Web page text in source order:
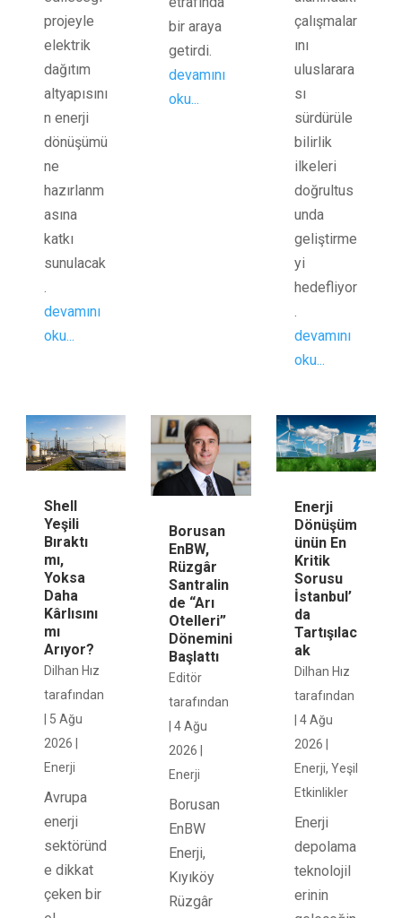
projeyle
elektrik
dağıtım
altyapısını
n enerji
dönüşümü
ne
hazırlanm
asına
katkı
sunulacak
.
devamını
oku...
bir araya
getirdi.
devamını
oku...
çalışmalar
ını
uluslarara
sı
sürdürüle
bilirlik
ilkeleri
doğrultus
unda
geliştirme
yi
hedefliyor
.
devamını
oku...
Shell
Yeşili
Bıraktı
mı,
Yoksa
Daha
Kârlısını
mı
Arıyor?
Dilhan Hız
tarafından
| 5 Ağu
2026 |
Enerji
Avrupa
enerji
sektöründ
e dikkat
çeken bir
Borusan
EnBW,
Rüzgâr
Santralin
de “Arı
Otelleri”
Dönemini
Başlattı
Editör
tarafından
|4 Ağu
2026 |
Enerji
Borusan
EnBW
Enerji,
Kıyıköy
Rüzgâr
Enerji
Dönüşüm
ünün En
Kritik
Sorusu
İstanbul’
da
Tartışılac
ak
Dilhan Hız
tarafından
4 Ağu
2026
Enerji, Yeşil
Etkinlikler
Enerji
depolama
teknolojil
erinin